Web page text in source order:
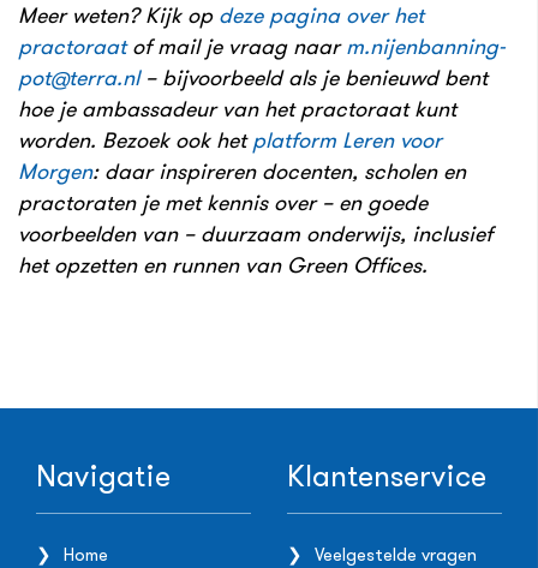
Meer weten? Kijk op deze pagina over het
practoraatof mail je vraag naarm.nijenbanning-
pot@terra.nl– bijvoorbeeld als je benieuwd bent
hoe je ambassadeur van het practoraat kunt
worden. Bezoek ook hetplatform Leren voor
Morgen: daar inspireren docenten, scholen en
practoraten je met kennis over – en goede
voorbeelden van – duurzaam onderwijs, inclusief
het opzetten en runnen van Green Offices.
Navigatie
Home
Klantenservice
Veelgestelde vragen